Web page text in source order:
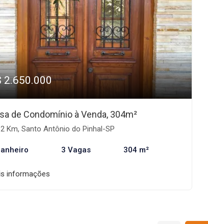
2.650.000
de Condomínio à Venda, 304m²
2 Km, Santo Antônio do Pinhal-SP
3 Vagas 304 m²
informações